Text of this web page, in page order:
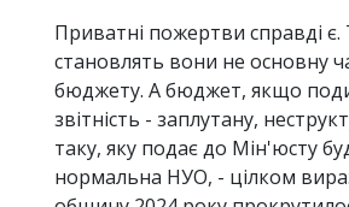
Приватні пожертви справді є.
становлять вони не основну
бюджету. А бюджет, якщо
звітність - заплутану,
таку, яку подає до Мін'юсту
нормальна НУО, - цілком